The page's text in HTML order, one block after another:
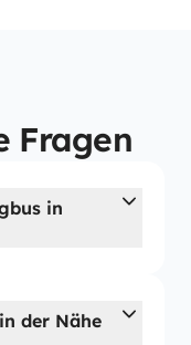
Fragen
in
der Nähe